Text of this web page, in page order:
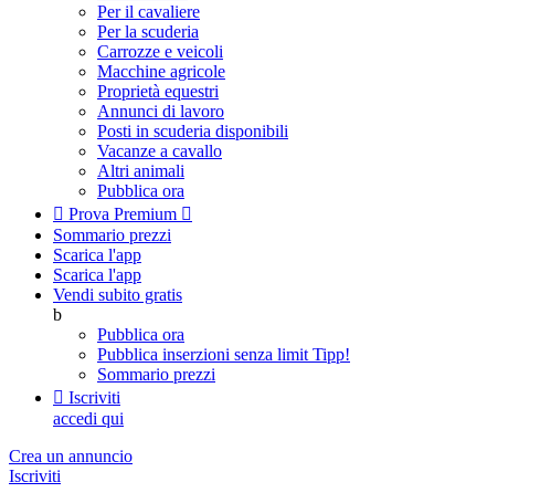
Per il cavaliere
Per la scuderia
Carrozze e veicoli
Macchine agricole
Proprietà equestri
Annunci di lavoro
Posti in scuderia disponibili
Vacanze a cavallo
Altri animali
Pubblica ora
 Prova Premium 
Sommario prezzi
Scarica l'app
Scarica l'app
Vendi subito gratis
b
Pubblica ora
Pubblica inserzioni senza limit Tipp!
Sommario prezzi
 Iscriviti
accedi qui
Crea un annuncio
Iscriviti